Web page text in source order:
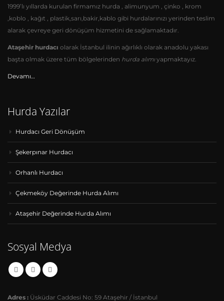
1999’lı yıllarda kurulan firmamız hurda , alimunyum , çinko , krom
,koblo , kağıt , plastik,sarı,bakir,kablo gibi hurdalarınızı yerinden teslim
alarak çevreye geri dönüşüm hizmetini de sağlamaktadır.
Ataşehir hurdacı olarak İstanbul ilinin ağırlıklı olarak anadolu yakası
başta olmak üzere tüm bölgelerinden hurda alımıyapmaktayız.
Devamı…
Hurda Yazılar
Hurdacı Geri Dönüşüm
Şekerpınar Hurdacı
Orhanlı Hurdacı
Çekmeköy Değerinde Hurda Alımı
Ataşehir Değerinde Hurda Alımı
Sosyal Medya
Adres : Üsküdar Caddesi No: 59 Ataşehir / İstanbul